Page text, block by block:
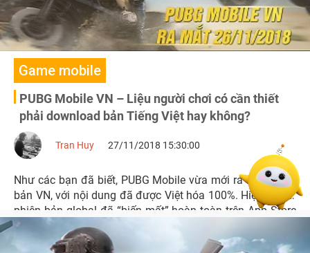
Game mobile
PUBG Mobile VN – Liệu người chơi có cần thiết
phải download bản Tiếng Việt hay không?
Như các bạn đã biết, PUBG Mobile vừa mới ra mắt phiên
bản VN, với nội dung đã được Việt hóa 100%. Hiện tại với
phiên bản global đã “biến mất” hoàn toàn trên App Store
và Google Play, rất nhiều người chơi đang đặt câu hỏi lớn